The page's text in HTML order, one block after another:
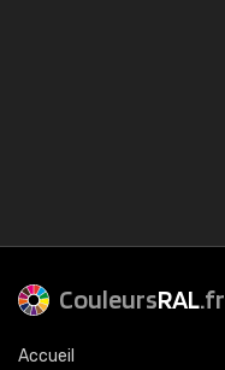
CouleursRAL.fr
Accueil